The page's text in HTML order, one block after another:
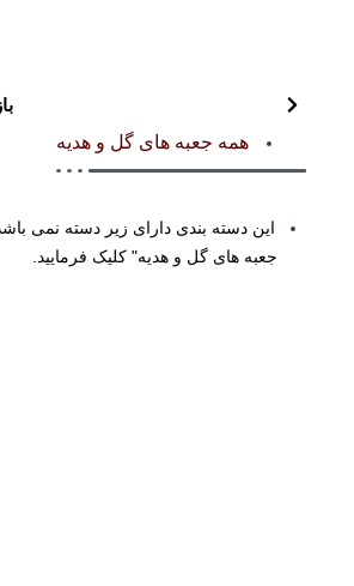
همه جعبه های گل و هدیه
این دسته بندی دارای زیر دسته نمی
جعبه های گل و هدیه" کلیک فرمایید.